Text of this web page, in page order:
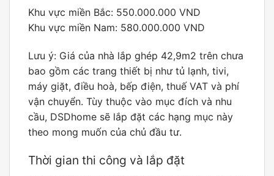
Khu vực miền Bắc: 550.000.000 VND
Khu vực miền Nam: 580.000.000 VND
Lưu ý: Giá của nhà lắp ghép 42,9m2 trên chưa
bao gồm các trang thiết bị như tủ lạnh, tivi,
máy giặt, điều hoà, bếp điện, thuế VAT và phí
vận chuyển. Tùy thuộc vào mục đích và nhu
cầu, DSDhome sẽ lắp đặt các hạng mục này
theo mong muốn của chủ đầu tư.
Thời gian thi công và lắp đặt